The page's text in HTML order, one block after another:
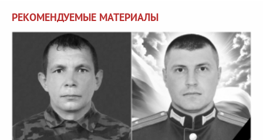
РЕКОМЕНДУЕМЫЕ МАТЕРИАЛЫ